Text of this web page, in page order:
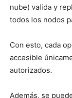
nube) valida y
todos los nodos
Con esto, cada
accesible
autorizados.
Además, se